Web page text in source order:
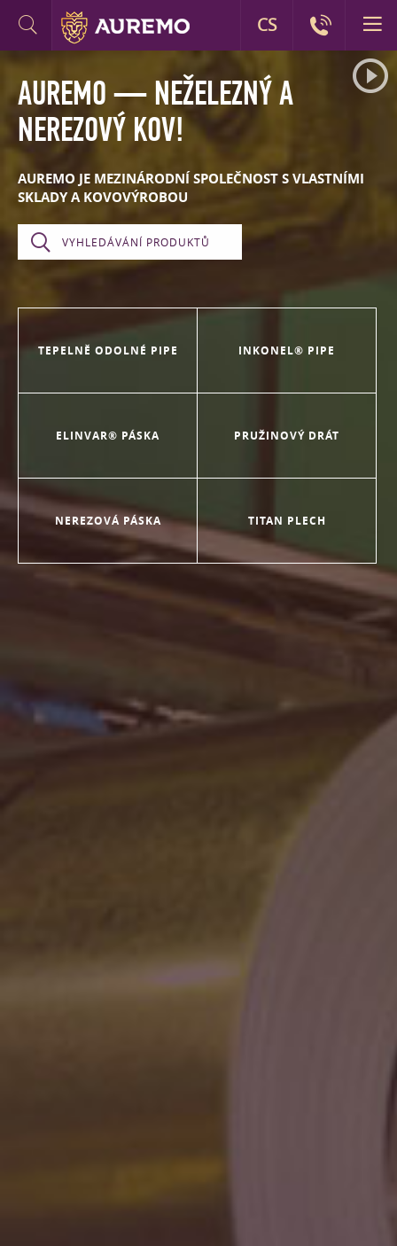
AUREMO — NEŽELEZNÝ A
NEREZOVÝ KOV!
AUREMO JE MEZINÁRODNÍ SPOLEČNOST S VLASTNÍMI
SKLADY A KOVOVÝROBOU
TEPELNĚ ODOLNÉ PIPE INKONEL® PIPE
ELINVAR® PÁSKA PRUŽINOVÝ DRÁT
NEREZOVÁ PÁSKA TITAN PLECH
CS